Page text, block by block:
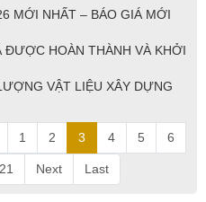
MỚI NHẤT – BÁO GIÁ MỚI
HOÀN THÀNH VÀ KHỞI
VẬT LIỆU XÂY DỰNG
1 2 3 4 5 6
21 Next Last